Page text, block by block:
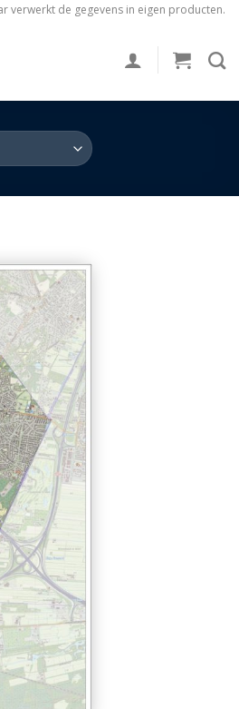
verwerkt de gegevens in eigen producten.